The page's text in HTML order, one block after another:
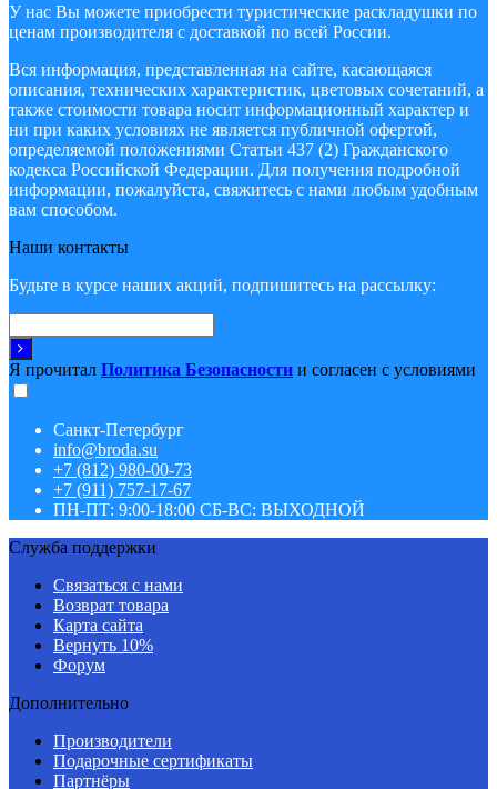
У нас Вы можете приобрести туристические раскладушки по
ценам производителя с доставкой по всей России.
Вся информация, представленная на сайте, касающаяся
описания, технических характеристик, цветовых сочетаний, а
также стоимости товара носит информационный характер и
ни при каких условиях не является публичной офертой,
определяемой положениями Статьи 437 (2) Гражданского
кодекса Российской Федерации. Для получения подробной
информации, пожалуйста, свяжитесь с нами любым удобным
вам способом.
Наши контакты
Будьте в курсе наших акций, подпишитесь на рассылку:
Я прочитал Политика Безопасности и согласен с условиями
Санкт-Петербург
info@broda.su
+7 (812) 980-00-73
+7 (911) 757-17-67
ПН-ПТ: 9:00-18:00 СБ-ВС: ВЫХОДНОЙ
Служба поддержки
Связаться с нами
Возврат товара
Карта сайта
Вернуть 10%
Форум
Дополнительно
Производители
Подарочные сертификаты
Партнёры